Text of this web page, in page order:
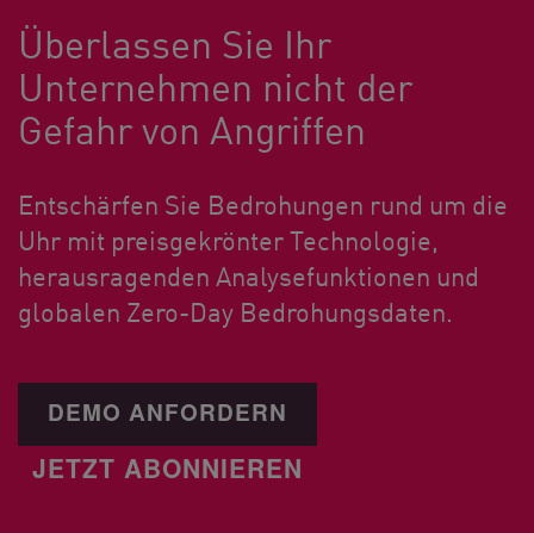
Überlassen Sie Ihr
Unternehmen nicht der
Gefahr von Angriffen
Entschärfen Sie Bedrohungen rund um die
Uhr mit preisgekrönter Technologie,
herausragenden Analysefunktionen und
globalen Zero-Day Bedrohungsdaten.
DEMO ANFORDERN
JETZT ABONNIEREN